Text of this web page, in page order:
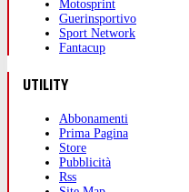
Motosprint
Guerinsportivo
Sport Network
Fantacup
UTILITY
Abbonamenti
Prima Pagina
Store
Pubblicità
Rss